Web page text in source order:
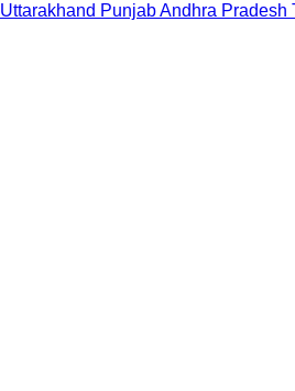
Uttarakhand PunjabAndhra Pradesh